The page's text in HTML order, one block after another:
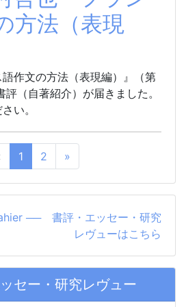
方法（表現
作文の方法（表現編）』（第
（自著紹介）が届きました。
い。
1 2 »
── 書評・エッセー・研究
レヴューはこちら
セー・研究レヴュー